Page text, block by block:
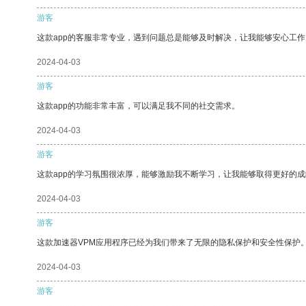
游客
这款app的客服非常专业，遇到问题总是能够及时解决，让我能够安心工作
2024-04-03
游客
这款app的功能非常丰富，可以满足我不同的社交需求。
2024-04-03
游客
这款app的学习氛围很浓厚，能够激励我不断学习，让我能够取得更好的成
2024-04-03
游客
这款加速器VPM应用程序已经为我们带来了无限的隐私保护和安全性保护。
2024-04-03
游客